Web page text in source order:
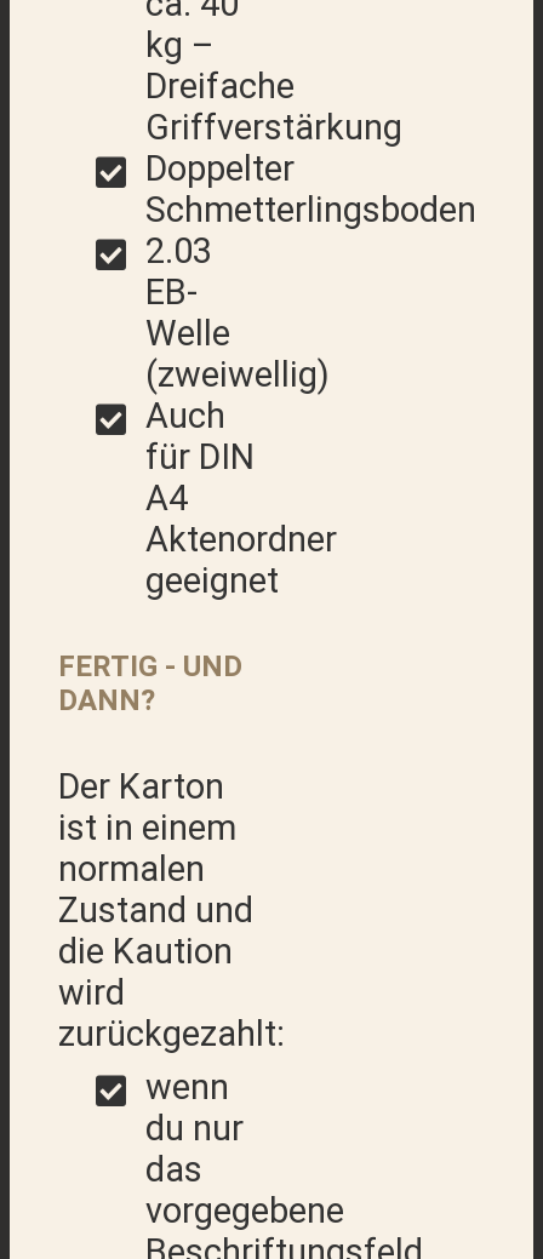
kg –
Dreifache
Griffverstärkung
Doppelter
Schmetterlingsboden
2.03
EB-
Welle
(zweiwellig)
Auch
für DIN
A4
Aktenordner
geeignet
FERTIG - UND
DANN?
Der Karton
ist in einem
normalen
Zustand und
die Kaution
wird
zurückgezahlt:
wenn
du nur
das
vorgegebene